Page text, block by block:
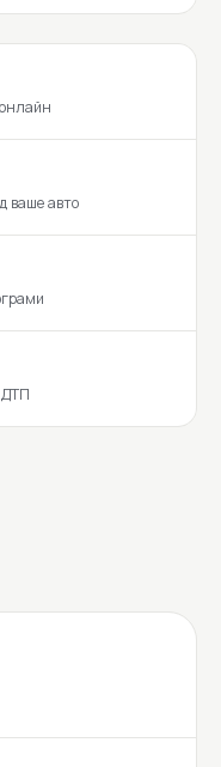
ваше авто
ДТП